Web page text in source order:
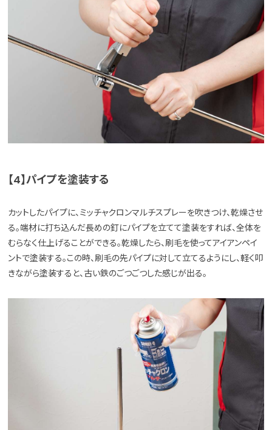
【4】パイプを塗装する
カットしたパイプに、ミッチャクロンマルチスプレーを吹きつけ、乾燥させ
る。端材に打ち込んだ長めの釘にパイプを立てて塗装をすれば、全体を
むらなく仕上げることができる。乾燥したら、刷毛を使ってアイアンペイ
ントで塗装する。この時、刷毛の先パイプに対して立てるようにし、軽く叩
きながら塗装すると、古い鉄のごつごつした感じが出る。